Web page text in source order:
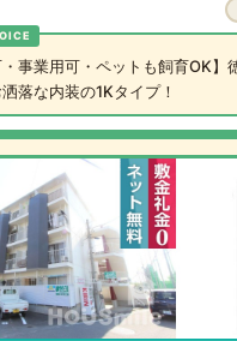
・事業用可・ペットも飼育OK】
落な内装の1Kタイプ！